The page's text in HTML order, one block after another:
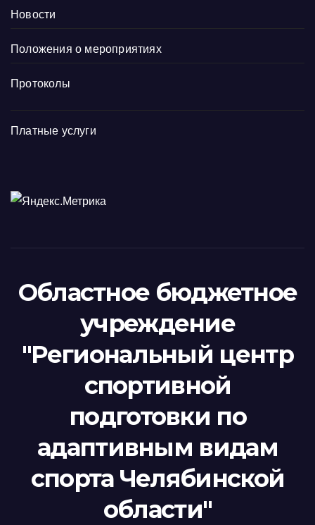
Новости
Положения о мероприятиях
Протоколы
Платные услуги
Областное бюджетное
учреждение
"Региональный центр
спортивной
подготовки по
адаптивным видам
спорта Челябинской
области"